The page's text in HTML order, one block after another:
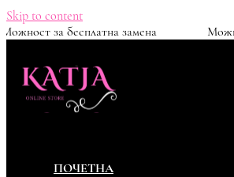
Skip to content
Можност за бесплатна замена
ПОЧЕТНА